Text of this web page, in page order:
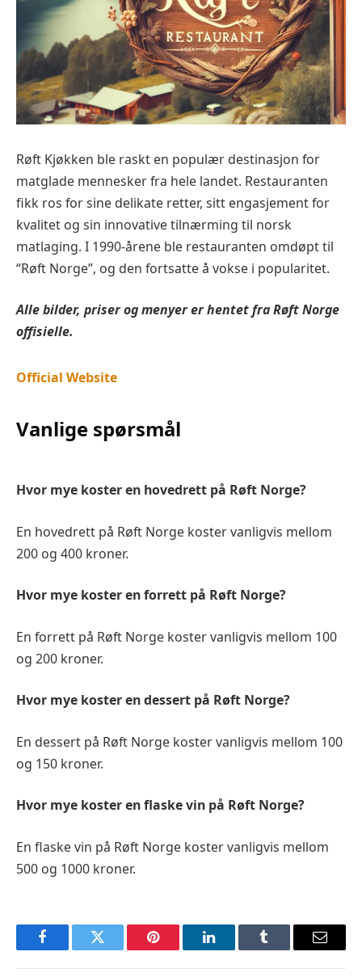
Røft Kjøkken ble raskt en populær destinasjon for
matglade mennesker fra hele landet. Restauranten
fikk ros for sine delikate retter, sitt engasjement for
kvalitet og sin innovative tilnærming til norsk
matlaging. I 1990-årene ble restauranten omdøpt til
“Røft Norge”, og den fortsatte å vokse i popularitet.
Alle bilder, priser og menyer er hentet fraRøftNorge
offisielle.
Official Website
Vanlige spørsmål
Hvor mye koster en hovedrett på Røft Norge?
En hovedrett på Røft Norge koster vanligvis mellom
200 og 400 kroner.
Hvor mye koster en forrett på Røft Norge?
En forrett på Røft Norge koster vanligvis mellom 100
og 200 kroner.
Hvor mye koster en dessert på Røft Norge?
En dessert på Røft Norge koster vanligvis mellom 100
og 150 kroner.
Hvor mye koster en flaske vin på Røft Norge?
En flaske vin på Røft Norge koster vanligvis mellom
500 og 1000 kroner.
FacebookTwitter Pinterest LinkedInTumblr Email